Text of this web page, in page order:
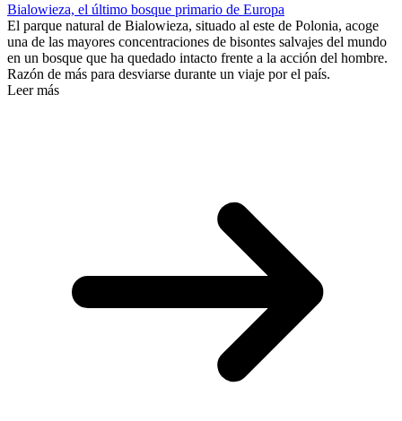
Bialowieza, el último bosque primario de Europa
El parque natural de Bialowieza, situado al este de Polonia, acoge
una de las mayores concentraciones de bisontes salvajes del mundo
en un bosque que ha quedado intacto frente a la acción del hombre.
Razón de más para desviarse durante un viaje por el país.
Leer más